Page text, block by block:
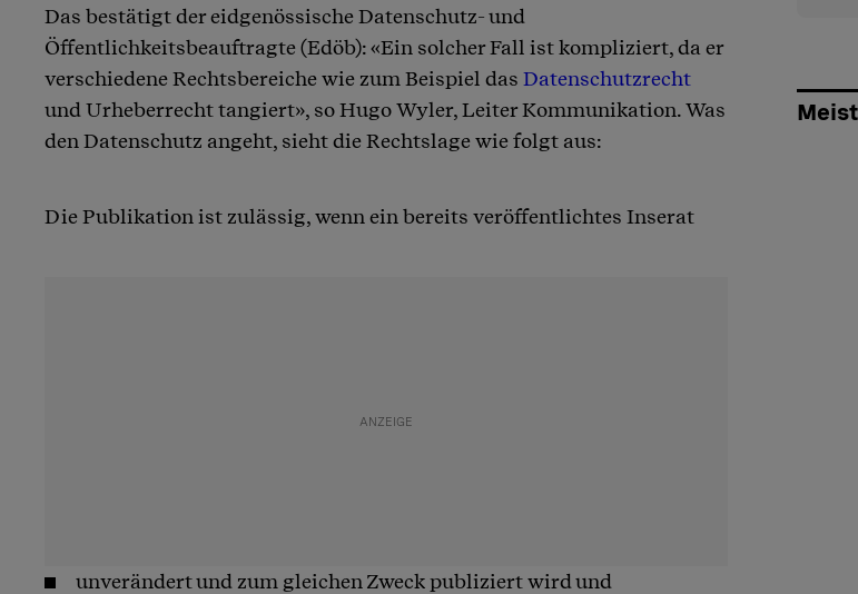
Das bestätigt der eidgenössische Datenschutz- und
Öffentlichkeitsbeauftragte (Edöb): «Ein solcher Fall ist kompliziert, da er
verschiedene Rechtsbereiche wie zum Beispiel das Datenschutzrecht
und Urheberrecht tangiert», so Hugo Wyler, Leiter Kommunikation. Was
den Datenschutz angeht, sieht die Rechtslage wie folgt aus:
Die Publikation ist zulässig, wenn ein bereits veröffentlichtes Inserat
unverändert und zum gleichen Zweck publiziert wird und